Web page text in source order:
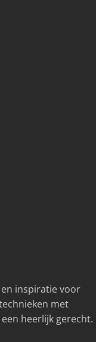
en inspiratie voor
met
heerlijk gerecht.